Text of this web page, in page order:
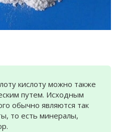
кислоту можно также
путем. Исходным
обычно являются так
то есть минералы,